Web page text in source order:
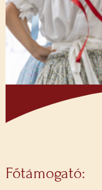
Főtámogató: